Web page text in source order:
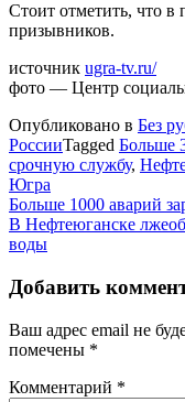
Стоит отметить, что
призывников.
источник ugra-tv.ru/
фото — Центр
Опубликовано в Без
РоссииTagged Больше
срочную службу,
Югра
Навигация
по
Больше 1000 аварий
В Нефтеюганске
воды
Добавить
Ваш адрес email не
помечены *
Комментарий *